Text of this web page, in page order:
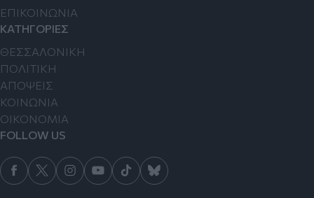
ΕΠΙΚΟΙΝΩΝΙΑ
ΚΑΤΗΓΟΡΙΕΣ
ΘΕΣΣΑΛΟΝΙΚΗ
ΠΟΛΙΤΙΚΗ
ΑΠΟΨΕΙΣ
ΚΟΙΝΩΝΙΑ
ΟΙΚΟΝΟΜΙΑ
FOLLOW US